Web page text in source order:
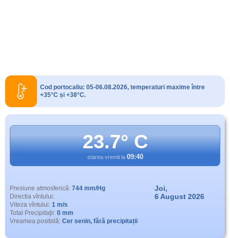
Cod portocaliu: 05-06.08.2026, temperaturi maxime între
+35°C și +38°C.
23.7° C
starea vremii la 09:40
Presiune atmosferică: 744 mm/Hg
Directia vîntului:
Viteza vîntului: 1 m/s
Total Precipitaţii: 0 mm
Vreamea posibilă: Cer senin, fără precipitații
Joi,
6 August 2026